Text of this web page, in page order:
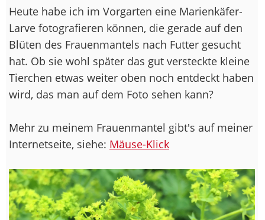
Heute habe ich im Vorgarten eine Marienkäfer-
Larve fotografieren können, die gerade auf den
Blüten des Frauenmantels nach Futter gesucht
hat. Ob sie wohl später das gut versteckte kleine
Tierchen etwas weiter oben noch entdeckt haben
wird, das man auf dem Foto sehen kann?
Mehr zu meinem Frauenmantel gibt's auf meiner
Internetseite, siehe: Mäuse-Klick